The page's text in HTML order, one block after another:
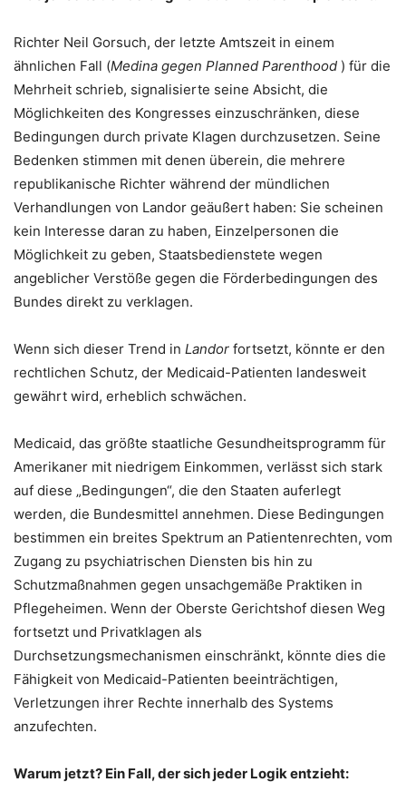
Richter Neil Gorsuch, der letzte Amtszeit in einem
ähnlichen Fall (Medina gegen Planned Parenthood ) für die
Mehrheit schrieb, signalisierte seine Absicht, die
Möglichkeiten des Kongresses einzuschränken, diese
Bedingungen durch private Klagen durchzusetzen. Seine
Bedenken stimmen mit denen überein, die mehrere
republikanische Richter während der mündlichen
Verhandlungen von Landor geäußert haben: Sie scheinen
kein Interesse daran zu haben, Einzelpersonen die
Möglichkeit zu geben, Staatsbedienstete wegen
angeblicher Verstöße gegen die Förderbedingungen des
Bundes direkt zu verklagen.
Wenn sich dieser Trend in Landor fortsetzt, könnte er den
rechtlichen Schutz, der Medicaid-Patienten landesweit
gewährt wird, erheblich schwächen.
Medicaid, das größte staatliche Gesundheitsprogramm für
Amerikaner mit niedrigem Einkommen, verlässt sich stark
auf diese „Bedingungen“, die den Staaten auferlegt
werden, die Bundesmittel annehmen. Diese Bedingungen
bestimmen ein breites Spektrum an Patientenrechten, vom
Zugang zu psychiatrischen Diensten bis hin zu
Schutzmaßnahmen gegen unsachgemäße Praktiken in
Pflegeheimen. Wenn der Oberste Gerichtshof diesen Weg
fortsetzt und Privatklagen als
Durchsetzungsmechanismen einschränkt, könnte dies die
Fähigkeit von Medicaid-Patienten beeinträchtigen,
Verletzungen ihrer Rechte innerhalb des Systems
anzufechten.
Warum jetzt? Ein Fall, der sich jeder Logik entzieht: